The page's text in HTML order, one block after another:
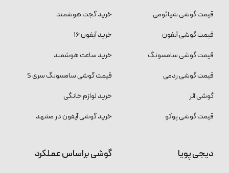
قیمت گوشی شیائومی
قیمت گوشی آیفون
قیمت گوشی سامسونگ
قیمت گوشی ردمی
گوشی آنر
قیمت گوشی پوکو
خرید گجت هوشمند
خرید آیفون 16
خرید ساعت هوشمند
قیمت گوشی سامسونگ سری S
خرید لوازم خانگی
خرید گوشی آیفون در مشهد
دیجی پویا گوشی براساس عملکرد